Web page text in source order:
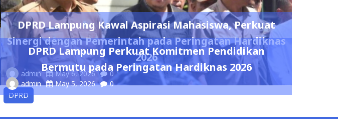
DPRD Lampung Kawal Aspirasi Mahasiswa, Perkuat
Sinergi dengan Pemerintah pada Peringatan Hardiknas
2026
admin May 6, 2026 0
DPRD
DPRD Lampung Perkuat Komitmen Pendidikan
Bermutu pada Peringatan Hardiknas 2026
admin May 5, 2026 0